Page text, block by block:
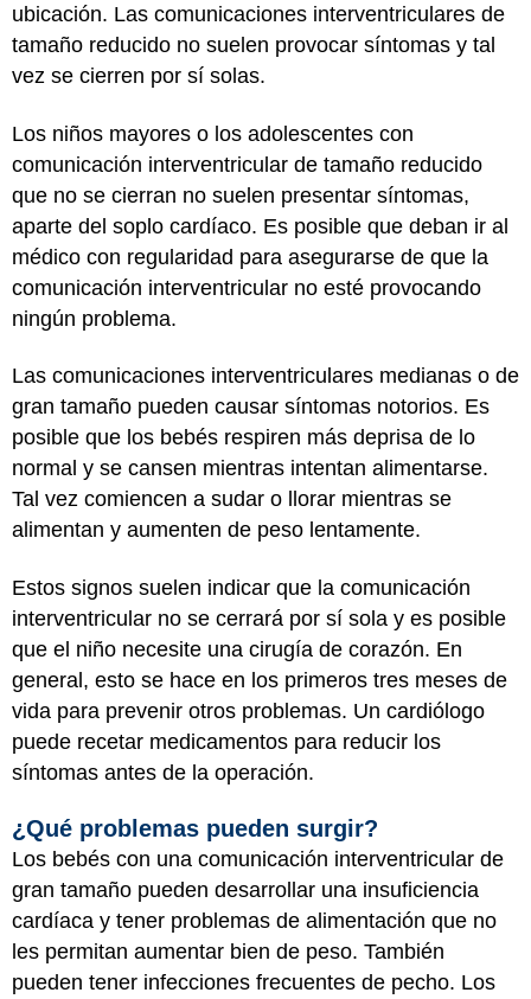
ubicación. Las comunicaciones interventriculares de
tamaño reducido no suelen provocar síntomas y tal
vez se cierren por sí solas.
Los niños mayores o los adolescentes con
comunicación interventricular de tamaño reducido
que no se cierran no suelen presentar síntomas,
aparte del soplo cardíaco. Es posible que deban ir al
médico con regularidad para asegurarse de que la
comunicación interventricular no esté provocando
ningún problema.
Las comunicaciones interventriculares medianas o de
gran tamaño pueden causar síntomas notorios. Es
posible que los bebés respiren más deprisa de lo
normal y se cansen mientras intentan alimentarse.
Tal vez comiencen a sudar o llorar mientras se
alimentan y aumenten de peso lentamente.
Estos signos suelen indicar que la comunicación
interventricular no se cerrará por sí sola y es posible
que el niño necesite una cirugía de corazón. En
general, esto se hace en los primeros tres meses de
vida para prevenir otros problemas. Un cardiólogo
puede recetar medicamentos para reducir los
síntomas antes de la operación.
¿Qué problemas pueden surgir?
Los bebés con una comunicación interventricular de
gran tamaño pueden desarrollar una insuficiencia
cardíaca y tener problemas de alimentación que no
les permitan aumentar bien de peso. También
pueden tener infecciones frecuentes de pecho. Los